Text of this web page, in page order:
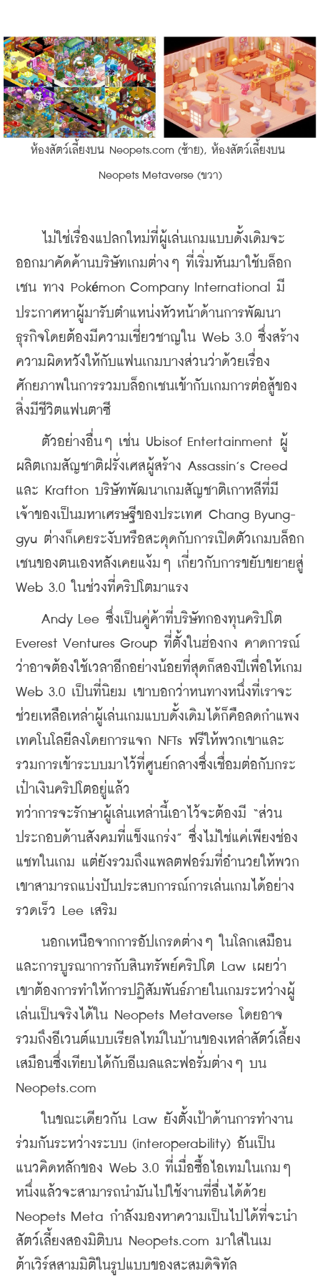
ห้องสัตว์เลี้ยงบน Neopets.com (ซ้าย), ห้องสัตว์เลี้ยงบน
Neopets Metaverse (ขวา)
ไม่ใช่เรื่องแปลกใหม่ที่ผู้เล่นเกมแบบดั้งเดิมจะ
ออกมาคัดค้านบริษัทเกมต่างๆ ที่เริ่มหันมาใช้บล็อก
เชน ทาง Pokémon Company International มี
ประกาศหาผู้มารับตำแหน่งหัวหน้าด้านการพัฒนา
ธุรกิจโดยต้องมีความเชี่ยวชาญใน Web 3.0 ซึ่งสร้าง
ความผิดหวังให้กับแฟนเกมบางส่วนว่าด้วยเรื่อง
ศักยภาพในการรวมบล็อกเชนเข้ากับเกมการต่อสู้ของ
สิ่งมีชีวิตแฟนตาซี
ตัวอย่างอื่นๆ เช่น Ubisof Entertainment ผู้
ผลิตเกมสัญชาติฝรั่งเศสผู้สร้าง Assassin’s Creed
และ Krafton บริษัทพัฒนาเกมสัญชาติเกาหลีที่มี
เจ้าของเป็นมหาเศรษฐีของประเทศ Chang Byung-
gyu ต่างก็เคยระงับหรือสะดุดกับการเปิดตัวเกมบล็อก
เชนของตนเองหลังเคยแง้มๆ เกี่ยวกับการขยับขยายสู่
Web 3.0 ในช่วงที่คริปโตมาแรง
Andy Lee ซึ่งเป็นคู่ค้าที่บริษัทกองทุนคริปโต
Everest Ventures Group ที่ตั้งในฮ่องกง คาดการณ์
ว่าอาจต้องใช้เวลาอีกอย่างน้อยที่สุดก็สองปีเพื่อให้เกม
Web 3.0 เป็นที่นิยม เขาบอกว่าหนทางหนึ่งที่เราจะ
ช่วยเหลือเหล่าผู้เล่นเกมแบบดั้งเดิมได้ก็คือลดกำแพง
เทคโนโลยีลงโดยการแจก NFTs ฟรีให้พวกเขาและ
รวมการเข้าระบบมาไว้ที่ศูนย์กลางซึ่งเชื่อมต่อกับกระ
เป๋าเงินคริปโตอยู่แล้ว
ทว่าการจะรักษาผู้เล่นเหล่านี้เอาไว้จะต้องมี “ส่วน
ประกอบด้านสังคมที่แข็งแกร่ง” ซึ่งไม่ใช่แค่เพียงช่อง
แชทในเกม แต่ยังรวมถึงแพลตฟอร์มที่อำนวยให้พวก
เขาสามารถแบ่งปันประสบการณ์การเล่นเกมได้อย่าง
รวดเร็ว Lee เสริม
นอกเหนือจากการอัปเกรดต่างๆ ในโลกเสมือน
และการบูรณาการกับสินทรัพย์คริปโต Law เผยว่า
เขาต้องการทำให้การปฏิสัมพันธ์ภายในเกมระหว่างผู้
เล่นเป็นจริงได้ใน Neopets Metaverse โดยอาจ
รวมถึงอีเวนต์แบบเรียลไทม์ในบ้านของเหล่าสัตว์เลี้ยง
เสมือนซึ่งเทียบได้กับอีเมลและฟอรั่มต่างๆ บน
Neopets.com
ในขณะเดียวกัน Law ยังตั้งเป้าด้านการทำงาน
ร่วมกันระหว่างระบบ (interoperability) อันเป็น
แนวคิดหลักของ Web 3.0 ที่เมื่อซื้อไอเทมในเกมๆ
หนึ่งแล้วจะสามารถนำมันไปใช้งานที่อื่นได้ด้วย
Neopets Meta กำลังมองหาความเป็นไปได้ที่จะนำ
สัตว์เลี้ยงสองมิติบน Neopets.com มาใส่ในเม
ต้าเวิร์สสามมิติในรูปแบบของสะสมดิจิทัล